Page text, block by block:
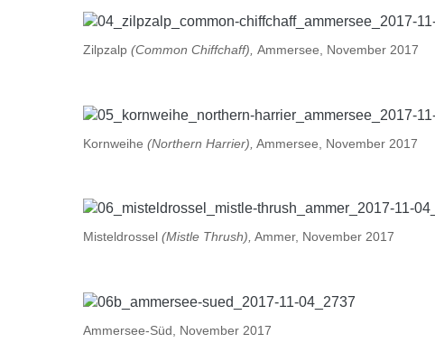
Zilpzalp (Common Chiffchaff), Ammersee, November 2017
Kornweihe (Northern Harrier), Ammersee, November 2017
Misteldrossel (Mistle Thrush), Ammer, November 2017
Ammersee-Süd, November 2017